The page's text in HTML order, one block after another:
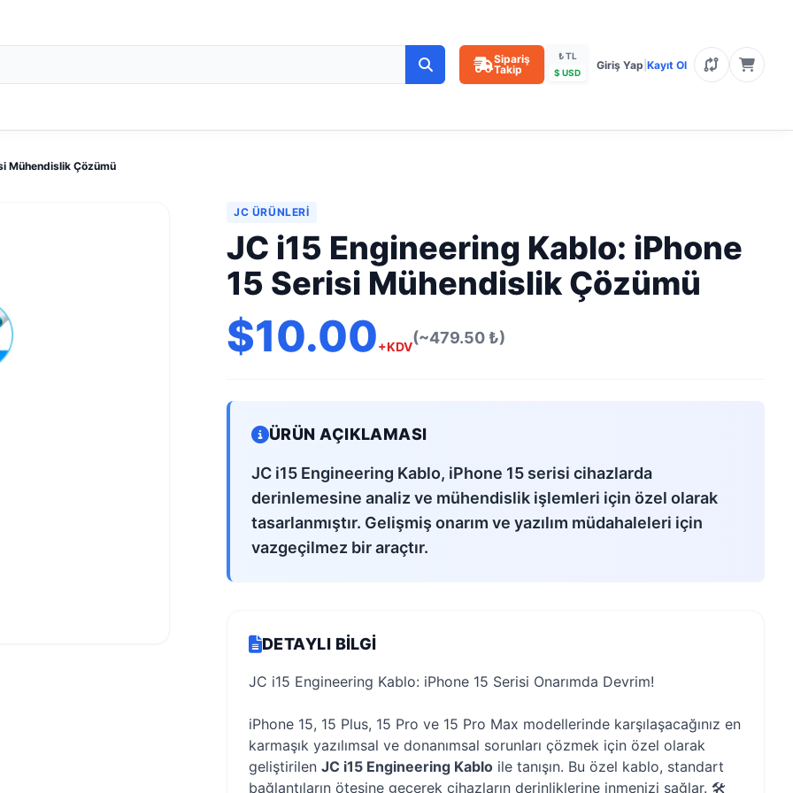
Sipariş
Takip
₺ TL
$ USD
Giriş Yap Kayıt Ol
Mühendislik Çözümü
JC ÜRÜNLERI
JC i15 Engineering Kablo: iPhone
15 Serisi Mühendislik Çözümü
$10.00+KDV(~479.50 ₺)
ÜRÜN AÇIKLAMASI
JC i15 Engineering Kablo, iPhone 15 serisi cihazlarda
derinlemesine analiz ve mühendislik işlemleri için özel olarak
tasarlanmıştır. Gelişmiş onarım ve yazılım müdahaleleri için
vazgeçilmez bir araçtır.
DETAYLI BILGI
JC i15 Engineering Kablo: iPhone 15 Serisi Onarımda Devrim!
iPhone 15, 15 Plus, 15 Pro ve 15 Pro Max modellerinde karşılaşacağınız en
karmaşık yazılımsal ve donanımsal sorunları çözmek için özel olarak
geliştirilen JC i15 Engineering Kablo ile tanışın. Bu özel kablo, standart
bağlantıların ötesine geçerek cihazların derinliklerine inmenizi sağlar. 🛠️